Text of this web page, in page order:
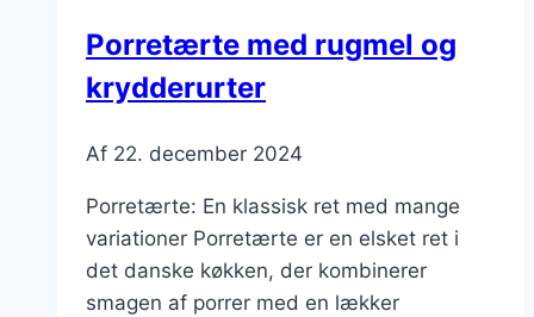
Porretærte med rugmel og
krydderurter
Af 22. december 2024
Porretærte: En klassisk ret med mange
variationer Porretærte er en elsket ret i
det danske køkken, der kombinerer
smagen af porrer med en lækker